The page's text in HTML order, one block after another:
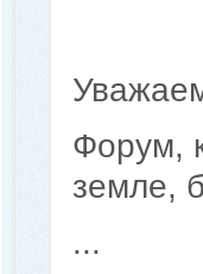
Форум,
земле,
...